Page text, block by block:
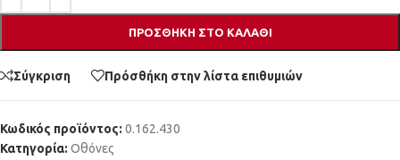
ΠΡΟΣΘΉΚΗ ΣΤΟ ΚΑΛΆΘΙ
Σύγκριση Πρόσθήκη στην λίστα επιθυμιών
Κωδικός προϊόντος: 0.162.430
Κατηγορία: Οθόνες